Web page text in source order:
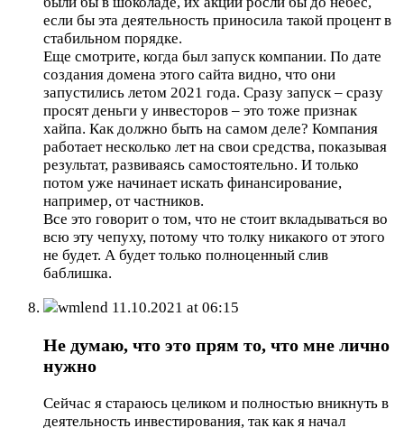
если бы эта деятельность приносила такой процент в
стабильном порядке.
Еще смотрите, когда был запуск компании. По дате
создания домена этого сайта видно, что они
запустились летом 2021 года. Сразу запуск – сразу
просят деньги у инвесторов – это тоже признак
хайпа. Как должно быть на самом деле? Компания
работает несколько лет на свои средства, показывая
результат, развиваясь самостоятельно. И только
потом уже начинает искать финансирование,
например, от частников.
Все это говорит о том, что не стоит вкладываться во
всю эту чепуху, потому что толку никакого от этого
не будет. А будет только полноценный слив
баблишка.
wmlend 11.10.2021 at 06:15
Не думаю, что это прям то, что мне лично
нужно
Сейчас я стараюсь целиком и полностью вникнуть в
деятельность инвестирования, так как я начал